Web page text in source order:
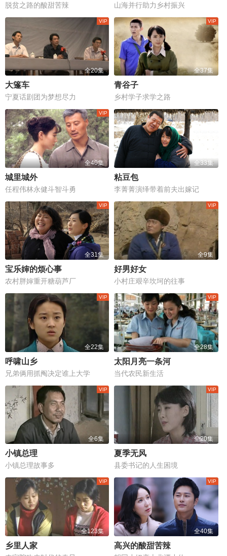
脱贫之路的酸甜苦辣 山海并行助力乡村振兴
全20集
大篷车
宁夏话剧团为梦想尽力
全37集
青谷子
乡村学子求学之路
全40集
城里城外
任程伟林永健斗智斗勇
全33集
粘豆包
李菁菁演绎带着前夫出嫁记
全31集
宝乐婶的烦心事
农村胖婶重开糖葫芦厂
全9集
好男好女
小村庄艰辛坎坷的往事
全22集
呼啸山乡
兄弟俩用抓阄决定谁上大学
全28集
太阳月亮一条河
当代农民新生活
全6集
小镇总理
小镇总理故事多
全20集
夏季无风
县委书记的人生困境
全123集
乡里人家
全40集
高兴的酸甜苦辣